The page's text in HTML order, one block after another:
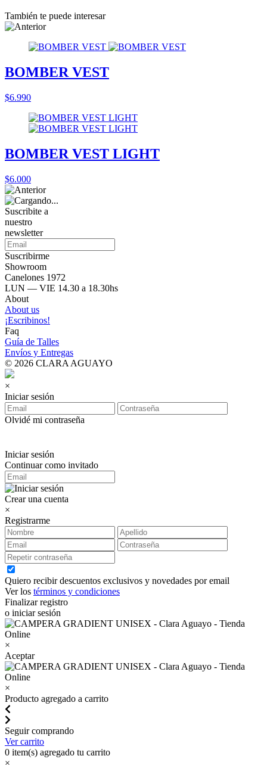
También te puede interesar
BOMBER VEST
$6.990
BOMBER VEST LIGHT
$6.000
Suscribite a
nuestro
newsletter
Suscribirme
Showroom
Canelones 1972
LUN — VIE 14.30 a 18.30hs
About
About us
¡Escribinos!
Faq
Guía de Talles
Envíos y Entregas
© 2026 CLARA AGUAYO
×
Iniciar sesión
Olvidé mi contraseña
Iniciar sesión
Continuar como invitado
Crear una cuenta
×
Registrarme
Quiero recibir descuentos exclusivos y novedades por email
Ver los términos y condiciones
Finalizar registro
o iniciar sesión
×
Aceptar
×
Producto agregado a carrito
Seguir comprando
Ver carrito
0 item(s) agregado tu carrito
×